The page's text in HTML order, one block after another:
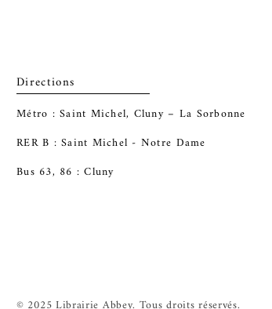
Directions
Métro : Saint Michel, Cluny – La Sorbonne
RER B : Saint Michel - Notre Dame
Bus 63, 86 : Cluny